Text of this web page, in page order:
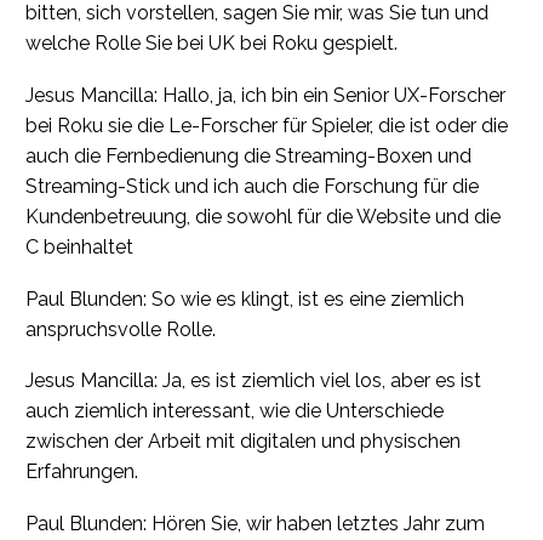
bitten, sich vorstellen, sagen Sie mir, was Sie tun und
welche Rolle Sie bei UK bei Roku gespielt.
Jesus Mancilla: Hallo, ja, ich bin ein Senior UX-Forscher
bei Roku sie die Le-Forscher für Spieler, die ist oder die
auch die Fernbedienung die Streaming-Boxen und
Streaming-Stick und ich auch die Forschung für die
Kundenbetreuung, die sowohl für die Website und die
C beinhaltet
Paul Blunden: So wie es klingt, ist es eine ziemlich
anspruchsvolle Rolle.
Jesus Mancilla: Ja, es ist ziemlich viel los, aber es ist
auch ziemlich interessant, wie die Unterschiede
zwischen der Arbeit mit digitalen und physischen
Erfahrungen.
Paul Blunden: Hören Sie, wir haben letztes Jahr zum